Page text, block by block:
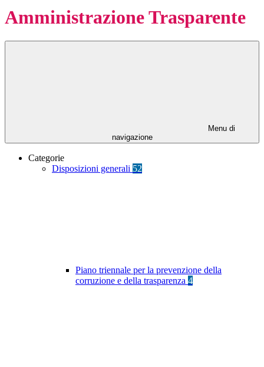
Amministrazione Trasparente
Menu di
navigazione
Categorie
Disposizioni generali 52
Piano triennale per la prevenzione della
corruzione e della trasparenza 4